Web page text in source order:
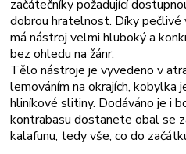
začátečníky požadující
dobrou hratelnost. Díky pečlivé
má nástroj velmi hluboký a
bez ohledu na žánr.
Tělo nástroje je vyvedeno v
lemováním na okrajích, kobylka
hliníkové slitiny. Dodáváno je i
kontrabasu dostanete obal se
kalafunu, tedy vše, co do